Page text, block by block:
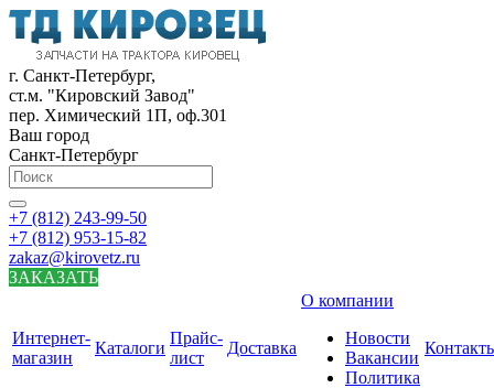
г. Санкт-Петербург,
ст.м. "Кировский Завод"
пер. Химический 1П, оф.301
Ваш город
Санкт-Петербург
+7 (812) 243-99-50
+7 (812) 953-15-82
zakaz@kirovetz.ru
ЗАКАЗАТЬ
Интернет-
магазин
Каталоги
Прайс-
лист
Доставка
О компании
Новости
Вакансии
Политика